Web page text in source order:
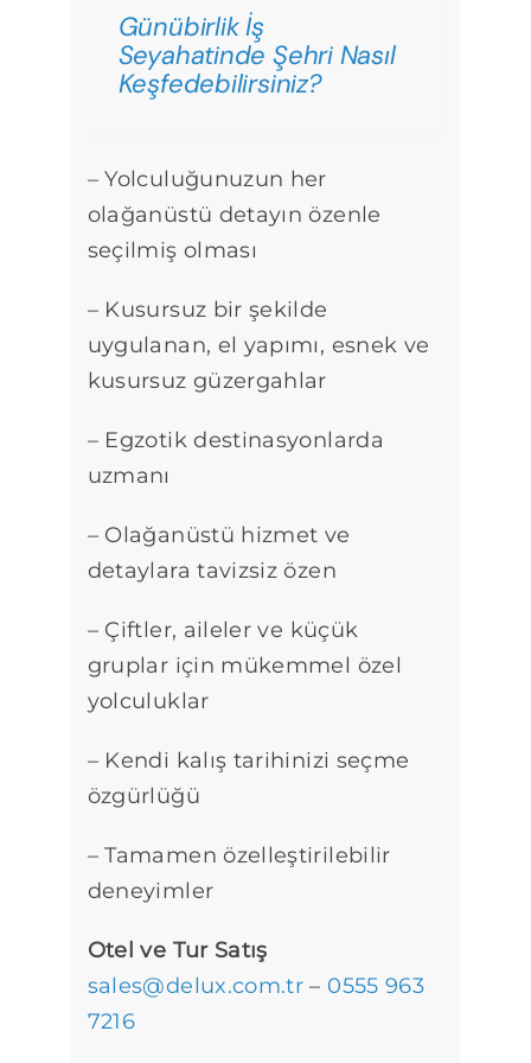
Günübirlik İş
Seyahatinde Şehri Nasıl
Keşfedebilirsiniz?
– Yolculuğunuzun her
olağanüstü detayın özenle
seçilmiş olması
– Kusursuz bir şekilde
uygulanan, el yapımı, esnek ve
kusursuz güzergahlar
– Egzotik destinasyonlarda
uzmanı
– Olağanüstü hizmet ve
detaylara tavizsiz özen
– Çiftler, aileler ve küçük
gruplar için mükemmel özel
yolculuklar
– Kendi kalış tarihinizi seçme
özgürlüğü
– Tamamen özelleştirilebilir
deneyimler
Otel ve Tur Satış
sales@delux.com.tr – 0555 963
7216